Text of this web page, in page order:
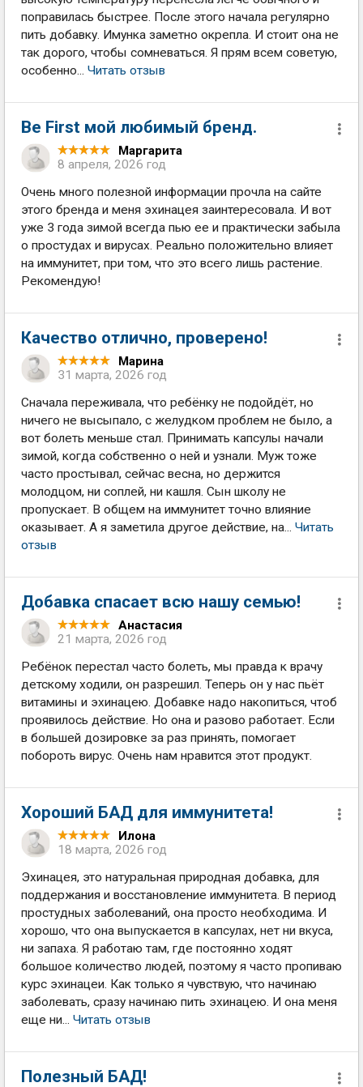
поправилась быстрее. После этого начала регулярно
пить добавку. Имунка заметно окрепла. И стоит она не
так дорого, чтобы сомневаться. Я прям всем советую,
особенно... Читать отзыв
Be First мой любимый бренд.
Маргарита
8 апреля, 2026 год
Очень много полезной информации прочла на сайте
этого бренда и меня эхинацея заинтересовала. И вот
уже 3 года зимой всегда пью ее и практически забыла
о простудах и вирусах. Реально положительно влияет
на иммунитет, при том, что это всего лишь растение.
Рекомендую!
Качество отлично, проверено!
Марина
31 марта, 2026 год
Сначала переживала, что ребёнку не подойдёт, но
ничего не высыпало, с желудком проблем не было, а
вот болеть меньше стал. Принимать капсулы начали
зимой, когда собственно о ней и узнали. Муж тоже
часто простывал, сейчас весна, но держится
молодцом, ни соплей, ни кашля. Сын школу не
пропускает. В общем на иммунитет точно влияние
оказывает. А я заметила другое действие, на... Читать
отзыв
Добавка спасает всю нашу семью!
Анастасия
21 марта, 2026 год
Ребёнок перестал часто болеть, мы правда к врачу
детскому ходили, он разрешил. Теперь он у нас пьёт
витамины и эхинацею. Добавке надо накопиться, чтоб
проявилось действие. Но она и разово работает. Если
в большей дозировке за раз принять, помогает
побороть вирус. Очень нам нравится этот продукт.
Хороший БАД для иммунитета!
Илона
18 марта, 2026 год
Эхинацея, это натуральная природная добавка, для
поддержания и восстановление иммунитета. В период
простудных заболеваний, она просто необходима. И
хорошо, что она выпускается в капсулах, нет ни вкуса,
ни запаха. Я работаю там, где постоянно ходят
большое количество людей, поэтому я часто пропиваю
курс эхинацеи. Как только я чувствую, что начинаю
заболевать, сразу начинаю пить эхинацею. И она меня
еще ни... Читать отзыв
Полезный БАД!